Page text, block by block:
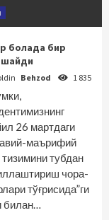
болада бир
Behzod 1 835
26 мартдаги
маърифий
тубдан
чора-
тўғрисида”ги
билан…